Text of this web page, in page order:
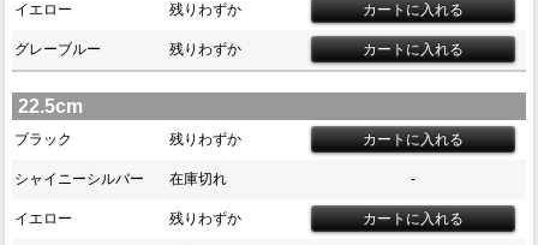
イエロー 残りわずか
グレーブルー 残りわずか
22.5cm
ブラック 残りわずか
シャイニーシルバー 在庫切れ -
イエロー 残りわずか